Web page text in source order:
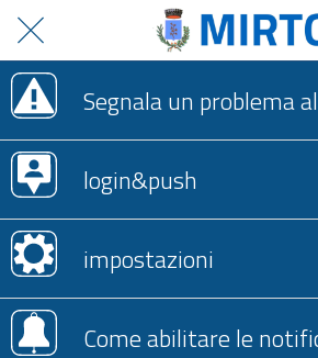
Segnala un problema
login&push
impostazioni
Come abilitare le